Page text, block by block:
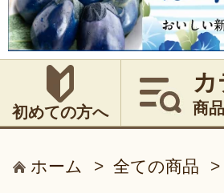
初めての方へ
カ
商
ホーム > 全ての商品 >